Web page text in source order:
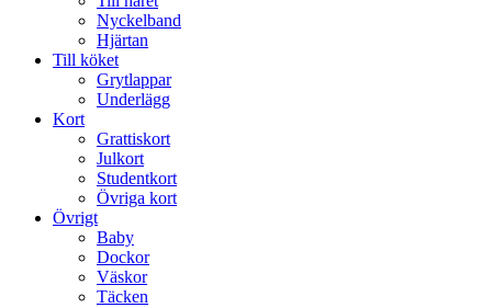
Nyckelband
Hjärtan
Till köket
Grytlappar
Underlägg
Kort
Grattiskort
Julkort
Studentkort
Övriga kort
Övrigt
Baby
Dockor
Väskor
Täcken